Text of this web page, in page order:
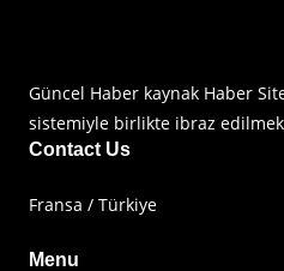
Güncel Haber kaynak Haber
sistemiyle birlikte ibraz
Contact Us
Fransa / Türkiye
Menu